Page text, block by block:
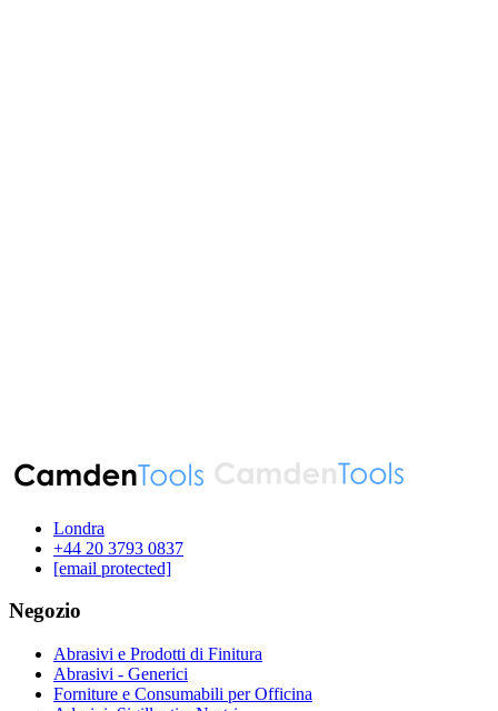
Londra
‪+44 20 3793 0837‬
[email protected]
Negozio
Abrasivi e Prodotti di Finitura
Abrasivi - Generici
Forniture e Consumabili per Officina